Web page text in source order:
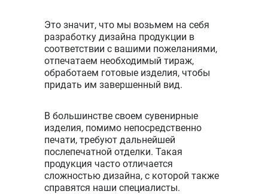
Это значит, что мы возьмем на себя
разработку дизайна продукции в
соответствии с вашими пожеланиями,
отпечатаем необходимый тираж,
обработаем готовые изделия, чтобы
придать им завершенный вид.
В большинстве своем сувенирные
изделия, помимо непосредственно
печати, требуют дальнейшей
послепечатной отделки. Такая
продукция часто отличается
сложностью дизайна, с которой также
справятся наши специалисты.